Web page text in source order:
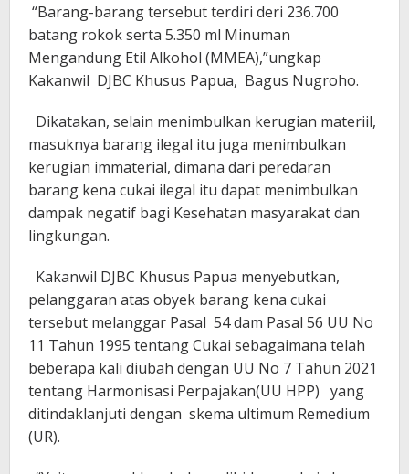
“Barang-barang tersebut terdiri deri 236.700
batang rokok serta 5.350 ml Minuman
Mengandung Etil Alkohol (MMEA),”ungkap
Kakanwil DJBC Khusus Papua, Bagus Nugroho.
Dikatakan, selain menimbulkan kerugian materiil,
masuknya barang ilegal itu juga menimbulkan
kerugian immaterial, dimana dari peredaran
barang kena cukai ilegal itu dapat menimbulkan
dampak negatif bagi Kesehatan masyarakat dan
lingkungan.
Kakanwil DJBC Khusus Papua menyebutkan,
pelanggaran atas obyek barang kena cukai
tersebut melanggar Pasal 54 dam Pasal 56 UU No
11 Tahun 1995 tentang Cukai sebagaimana telah
beberapa kali diubah dengan UU No 7 Tahun 2021
tentang Harmonisasi Perpajakan(UU HPP) yang
ditindaklanjuti dengan skema ultimum Remedium
(UR).